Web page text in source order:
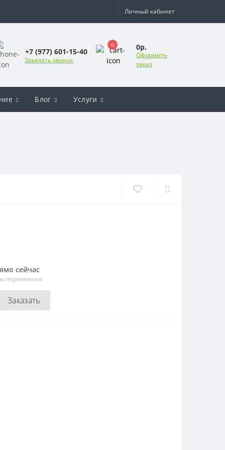
Личный кабинет
+7 (977) 601-15-40
Заказать звонок
0 0р.
Оформить
заказ
Блог Услуги
сейчас
перезвоним
Заказать